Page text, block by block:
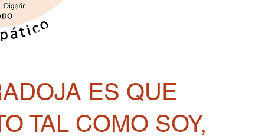
ES QUE
TAL COMO SOY,